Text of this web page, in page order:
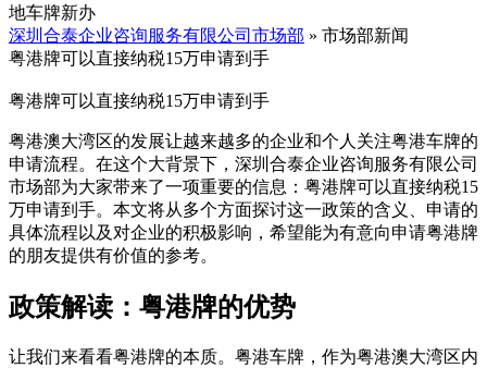
地车牌新办
深圳合泰企业咨询服务有限公司市场部 » 市场部新闻
粤港牌可以直接纳税15万申请到手
粤港牌可以直接纳税15万申请到手
粤港澳大湾区的发展让越来越多的企业和个人关注粤港车牌的
申请流程。在这个大背景下，深圳合泰企业咨询服务有限公司
市场部为大家带来了一项重要的信息：粤港牌可以直接纳税15
万申请到手。本文将从多个方面探讨这一政策的含义、申请的
具体流程以及对企业的积极影响，希望能为有意向申请粤港牌
的朋友提供有价值的参考。
政策解读：粤港牌的优势
让我们来看看粤港牌的本质。粤港车牌，作为粤港澳大湾区内